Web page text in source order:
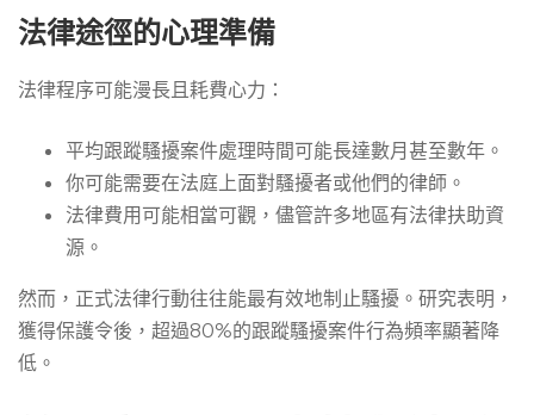
法律途徑的心理準備
法律程序可能漫長且耗費心力：
平均跟蹤騷擾案件處理時間可能長達數月甚至數年。
你可能需要在法庭上面對騷擾者或他們的律師。
法律費用可能相當可觀，儘管許多地區有法律扶助資
源。
然而，正式法律行動往往能最有效地制止騷擾。研究表明，
獲得保護令後，超過80%的跟蹤騷擾案件行為頻率顯著降
低。